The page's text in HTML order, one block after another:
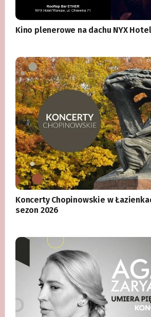
Kino plenerowe na dachu NYX
Koncerty Chopinowskie w
sezon 2026